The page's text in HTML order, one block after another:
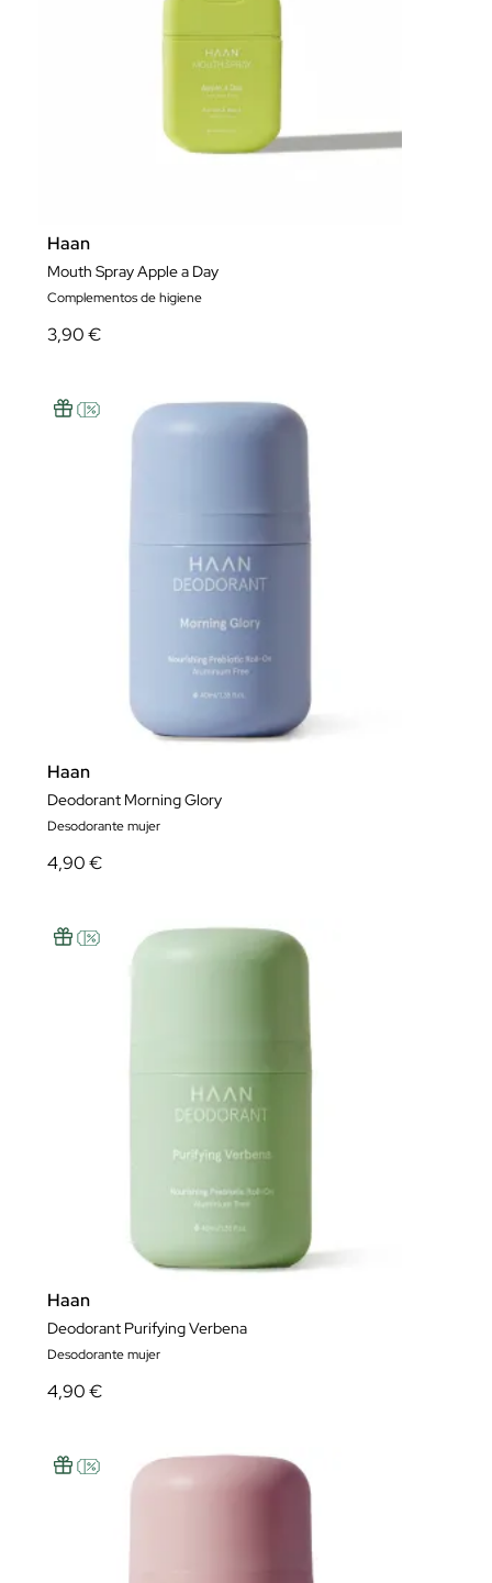
Haan
Mouth Spray Apple a Day
Complementos de higiene
3,90 €
Haan
Deodorant Morning Glory
Desodorante mujer
4,90 €
Haan
Deodorant Purifying Verbena
Desodorante mujer
4,90 €